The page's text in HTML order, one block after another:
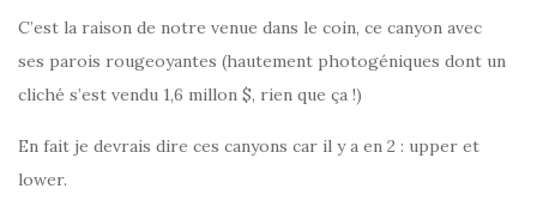
C’est la raison de notre venue dans le coin, ce canyon avec
ses parois rougeoyantes (hautement photogéniques dont un
cliché s’est vendu 1,6 millon $, rien que ça !)
En fait je devrais dire ces canyons car il y a en 2 : upper et
lower.